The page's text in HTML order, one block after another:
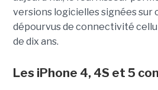
versions logicielles signées sur
dépourvus de connectivité
de dix ans.
Les iPhone 4, 4S et 5